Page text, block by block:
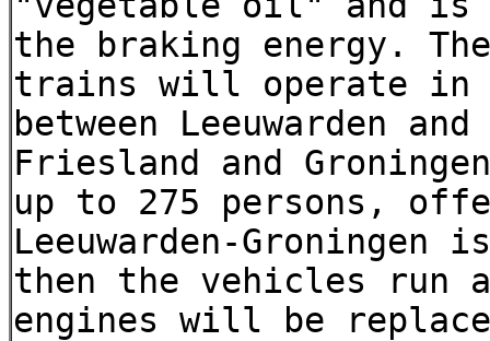
the braking energy.
trains will operate in
between Leeuwarden
Friesland and
up to 275 persons,
Leeuwarden-
then the vehicles run
engines will be